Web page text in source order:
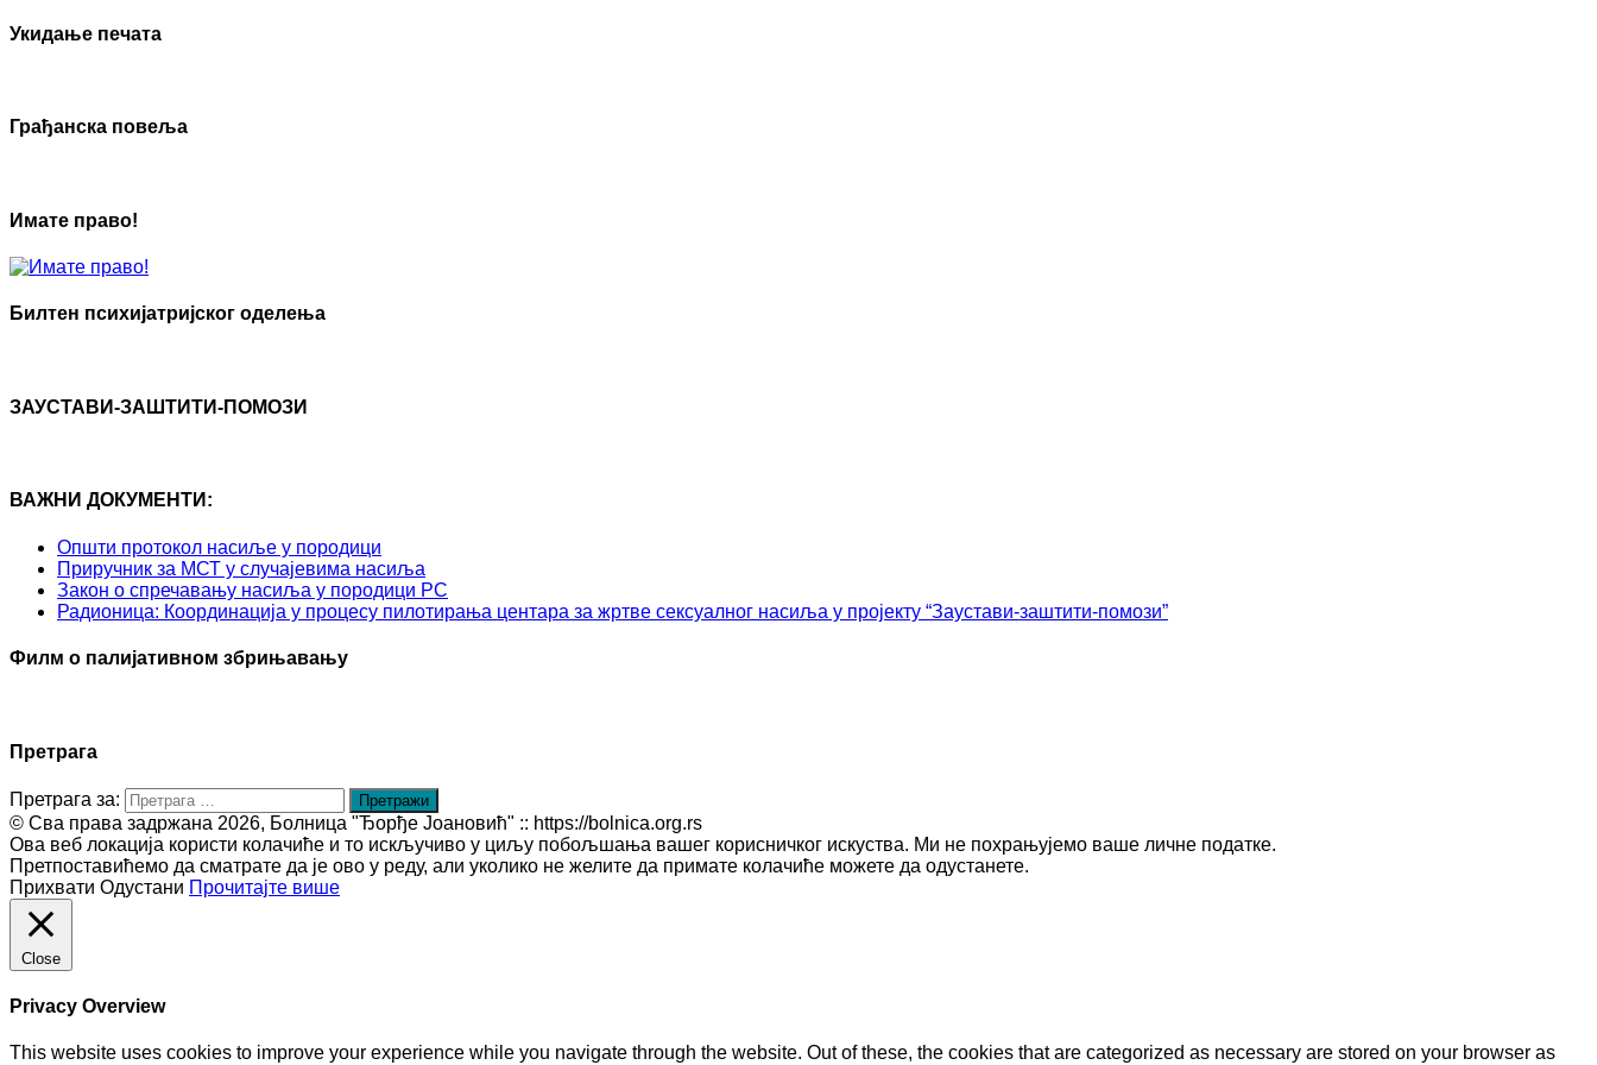
Укидање печата
Грађанска повеља
Имате право!
Билтен психијатријског оделења
ЗАУСТАВИ-ЗАШТИТИ-ПОМОЗИ
ВАЖНИ ДОКУМЕНТИ:
Општи протокол насиље у породици
Приручник за МСТ у случајевима насиља
Закон о спречавању насиља у породици РС
Радионица: Координација у процесу пилотирања центара за жртве сексуалног насиља у пројекту “Заустави-заштити-помози”
Филм о палијативном збрињавању
Претрага
Претрага за:
© Сва права задржана 2026, Болница "Ђорђе Јоановић" :: https://bolnica.org.rs
Ова веб локација користи колачиће и то искључиво у циљу побољшања вашег корисничког искуства. Ми не похрањујемо ваше личне податке.
Претпоставићемо да сматрате да је ово у реду, али уколико не желите да примате колачиће можете да одустанете.
Прихвати Одустани Прочитајте више
Close
Privacy Overview
This website uses cookies to improve your experience while you navigate through the website. Out of these, the cookies that are categorized as necessary are stored on your browser as